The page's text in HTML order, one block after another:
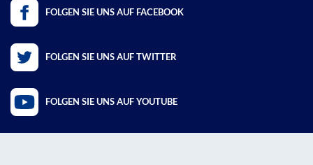
FOLGEN SIE UNS AUF FACEBOOK
FOLGEN SIE UNS AUF TWITTER
FOLGEN SIE UNS AUF YOUTUBE